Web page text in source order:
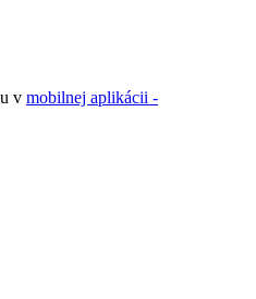
v mobilnej aplikácii -